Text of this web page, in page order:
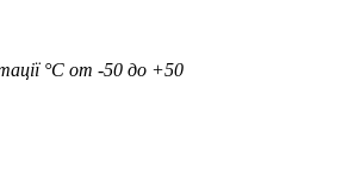
°C от -50 до +50